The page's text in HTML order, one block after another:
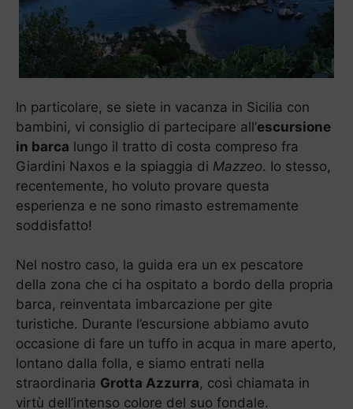
In particolare, se siete in vacanza in Sicilia con
bambini, vi consiglio di partecipare all’escursione
in barca lungo il tratto di costa compreso fra
Giardini Naxos e la spiaggia di Mazzeo. Io stesso,
recentemente, ho voluto provare questa
esperienza e ne sono rimasto estremamente
soddisfatto!
Nel nostro caso, la guida era un ex pescatore
della zona che ci ha ospitato a bordo della propria
barca, reinventata imbarcazione per gite
turistiche. Durante l’escursione abbiamo avuto
occasione di fare un tuffo in acqua in mare aperto,
lontano dalla folla, e siamo entrati nella
straordinaria Grotta Azzurra, così chiamata in
virtù dell’intenso colore del suo fondale.